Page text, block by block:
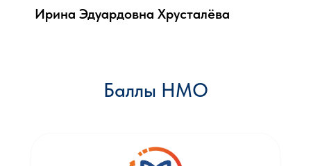
Ирина Эдуардовна Хрусталёва
Баллы НМО